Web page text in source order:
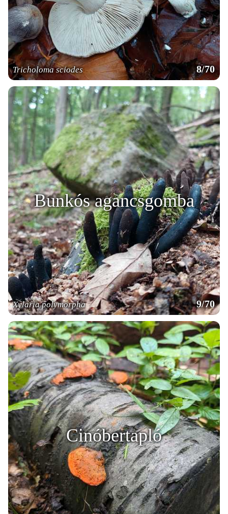
Tricholoma sciodes 8/70
Bunkós agancsgomba
Xylaria polymorpha 9/70
Cinóbertapló